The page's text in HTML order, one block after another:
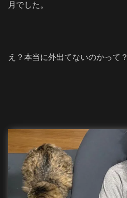
月でした。
え？本当に外出てないのかって？